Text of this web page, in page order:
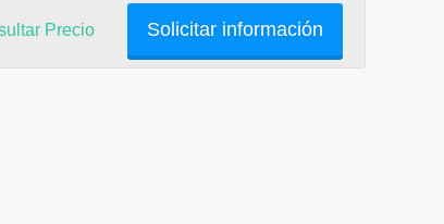
Solicitar información
Precio